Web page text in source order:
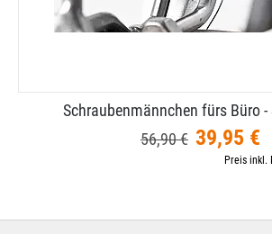
Schraubenmännchen fürs Büro
56,90 € 39,95 €
Preis inkl.